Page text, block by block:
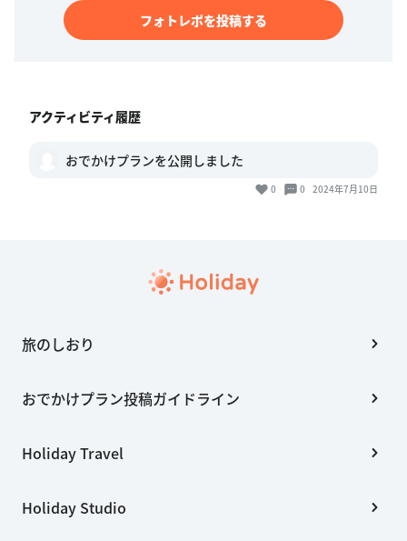
フォトレポを投稿する
アクティビティ履歴
おでかけプランを公開しました
0 0 2024年7月10日
旅のしおり
おでかけプラン投稿ガイドライン
Holiday Travel
Holiday Studio